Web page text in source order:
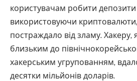
користувачам робити депозити
використовуючи
постраждало від зламу. Хакеру,
близьким до
хакерським угрупованням,
десятки мільйонів доларів.